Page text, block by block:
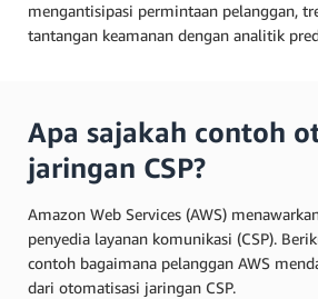
mengantisipasi permintaan pelanggan,
tantangan keamanan dengan analitik
Apa sajakah contoh
jaringan CSP?
Amazon Web Services (AWS)
penyedia layanan komunikasi (CSP).
contoh bagaimana pelanggan AWS
dari otomatisasi jaringan CSP.